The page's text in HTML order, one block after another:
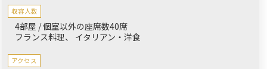
グからは、四季折々の美しい庭園が広がり、訪れる人々を魅了し
ます。
収容人数
4部屋 / 個室以外の座席数40席
フランス料理
イタリアン・洋食
アクセス